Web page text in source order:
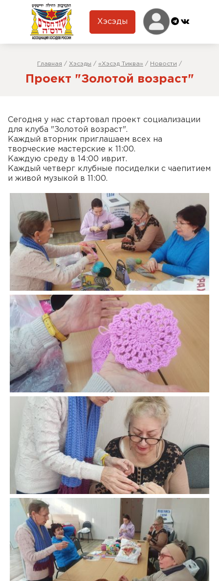
Хэсэды
Главная / Хэсэды / «Хэсэд Тиква» / Новости /
Проект "Золотой возраст"
Сегодня у нас стартовал проект социализации
для клуба "Золотой возраст".
Каждый вторник приглашаем всех на
творческие мастерские к 11:00.
Каждую среду в 14:00 иврит.
Каждый четверг клубные посиделки с чаепитием
и живой музыкой в 11:00.